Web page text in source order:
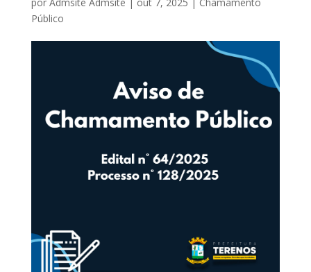
por Admsite Admsite | out 7, 2025 | Chamamento
Público